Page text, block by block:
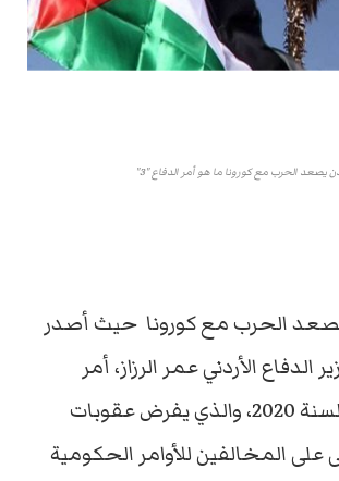
يصعد الحرب مع كورونا ما هو أمر الدفاع "3"
الحرب مع كورونا حيث أصدر
الدفاع الأردني عمر الرزاز، أمر
الدفاع رقم (3) لسنة 2020، والذي يفرض عقوبات
المخالفين للأوامر الحكومية